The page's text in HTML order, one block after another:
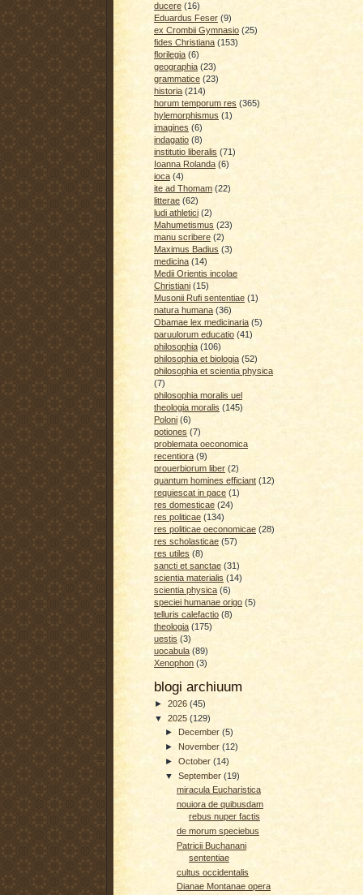
ducere (16)
Eduardus Feser (9)
ex Crombii Gymnasio (25)
fides Christiana (153)
florilegia (6)
geographia (23)
grammatice (23)
historia (214)
horum temporum res (365)
hylemorphismus (1)
imagines (6)
indagatio (8)
institutio liberalis (71)
Ioanna Rolanda (6)
ioca (4)
ite ad Thomam (22)
litterae (62)
ludi athletici (2)
Mahumetismus (23)
manu scribere (2)
Maximus Badius (3)
medicina (14)
Medii Orientis incolae
Christiani (15)
Musonii Rufi sententiae (1)
natura humana (36)
Obamae lex medicinaria (5)
paruulorum educatio (41)
philosophia (106)
philosophia et biologia (52)
philosophia et scientia physica
(7)
philosophia moralis uel
theologia moralis (145)
Poloni (6)
potiones (7)
problemata oeconomica
recentiora (9)
prouerbiorum liber (2)
quantum homines efficiant (12)
requiescat in pace (1)
res domesticae (24)
res politicae (134)
res politicae oeconomicae (28)
res scholasticae (57)
res utiles (8)
sancti et sanctae (31)
scientia materialis (14)
scientia physica (6)
speciei humanae origo (5)
telluris calefactio (8)
theologia (175)
uestis (3)
uocabula (89)
Xenophon (3)
blogi archiuum
► 2026 (45)
▼ 2025 (129)
►
December(5)
►November(12)
►October(14)
▼September(19)
miracula Eucharistica
nouiora de quibusdam
rebus nuper factis
de morum speciebus
Patricii Buchanani
sententiae
cultus occidentalis
Dianae Montanae opera